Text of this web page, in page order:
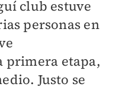
club estuve
personas en
primera etapa,
Justo se